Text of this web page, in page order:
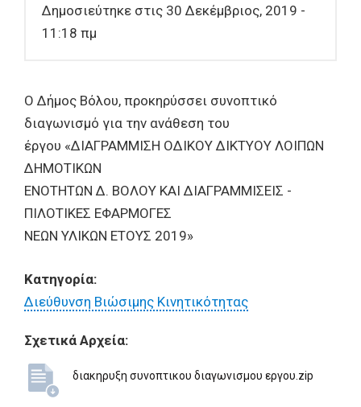
Δημοσιεύτηκε στις 30 Δεκέμβριος, 2019 -
11:18 πμ
Ο Δήμος Βόλου, προκηρύσσει συνοπτικό
διαγωνισμό για την ανάθεση του
έργου «ΔΙΑΓΡΑΜΜΙΣΗ ΟΔΙΚΟΥ ΔΙΚΤΥΟΥ ΛΟΙΠΩΝ
ΔΗΜΟΤΙΚΩΝ
ΕΝΟΤΗΤΩΝ Δ. ΒΟΛΟΥ ΚΑΙ ΔΙΑΓΡΑΜΜΙΣΕΙΣ -
ΠΙΛΟΤΙΚΕΣ ΕΦΑΡΜΟΓΕΣ
ΝΕΩΝ ΥΛΙΚΩΝ ΕΤΟΥΣ 2019»
Κατηγορία:
Διεύθυνση Βιώσιμης Κινητικότητας
Σχετικά Αρχεία:
διακηρυξη συνοπτικου διαγωνισμου εργου.zip